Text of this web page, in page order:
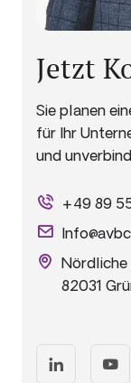
Jetzt
Sie planen
für Ihr
und
+49 89
Nördliche
82031